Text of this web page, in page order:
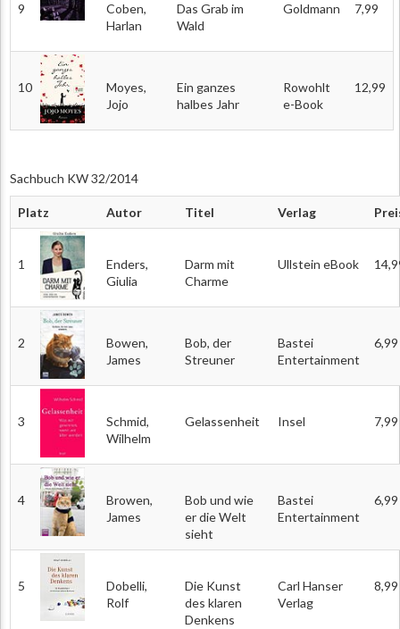
9
Coben,
Harlan
Das Grab im
Wald
Goldmann 7,99
10
Moyes,
Jojo
Ein ganzes
halbes Jahr
Rowohlt
e-Book
12,99
Sachbuch KW 32/2014
Platz Autor Titel Verlag
1
Enders,
Giulia
Darm mit
Charme
Ullstein eBook
2
Bowen,
James
Bob, der
Streuner
Bastei
Entertainment
6,99
3
Schmid,
Wilhelm
Gelassenheit Insel 7,99
4
Browen,
James
Bob und wie
er die Welt
sieht
Bastei
Entertainment
6,99
5
Dobelli,
Rolf
Die Kunst
des klaren
Denkens
Carl Hanser
Verlag
8,99